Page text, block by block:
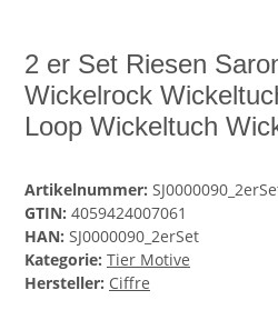
2 er Set Riesen
Wickelrock
Loop Wickeltuch
Artikelnummer:
GTIN: 4059424007061
HAN: SJ0000090_2erSet
Kategorie: Tier Motive
Hersteller: Ciffre